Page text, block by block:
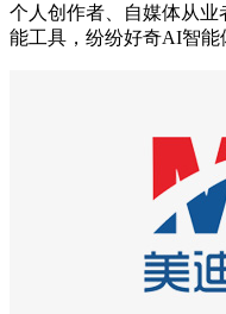
个人创作者、自媒体从
能工具，纷纷好奇AI智能